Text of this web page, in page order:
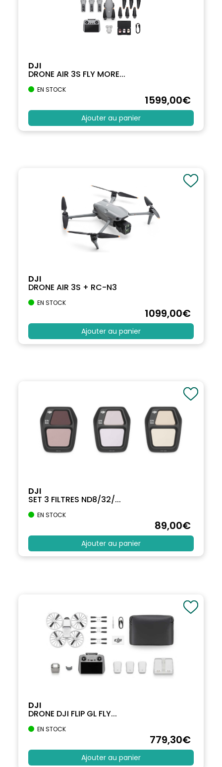
DJI
DRONE AIR 3S FLY MORE...
EN STOCK
1599,00€
Ajouter au panier
DJI
DRONE AIR 3S + RC-N3
EN STOCK
1099,00€
Ajouter au panier
DJI
SET 3 FILTRES ND8/32/...
EN STOCK
89,00€
Ajouter au panier
DJI
DRONE DJI FLIP GL FLY...
EN STOCK
779,30€
Ajouter au panier